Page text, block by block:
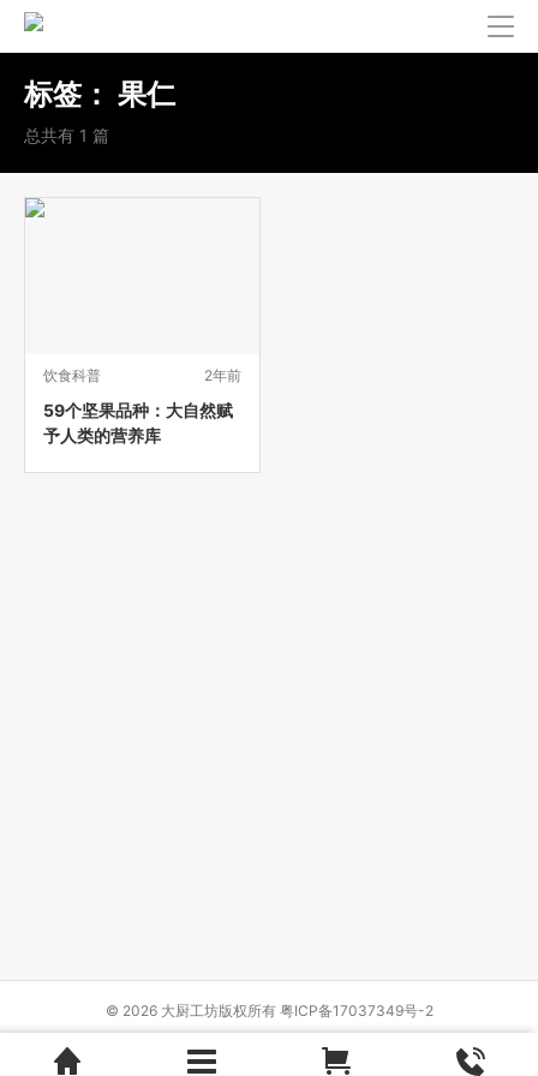
标签： 果仁
总共有 1 篇
饮食科普 2年前
59个坚果品种：大自然赋
予人类的营养库
© 2026 大厨工坊版权所有 粤ICP备17037349号-2